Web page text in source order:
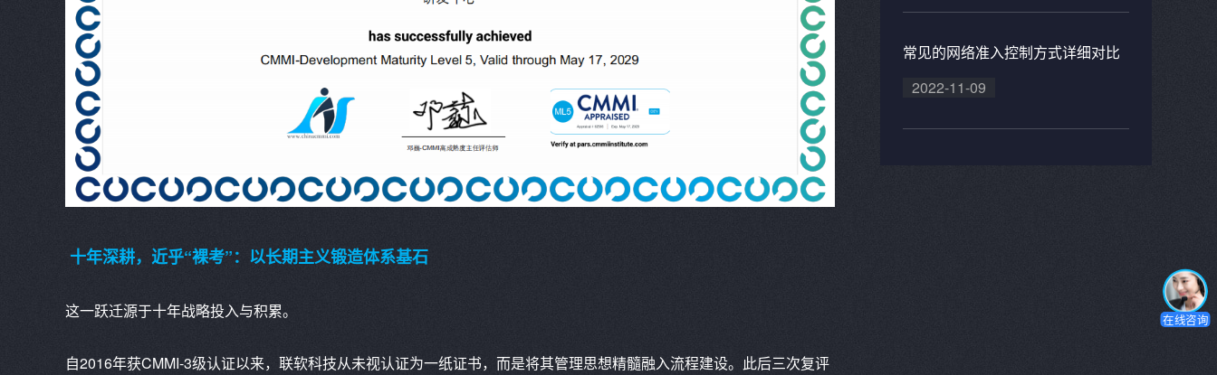
十年深耕，近乎“裸考”：以长期主义锻造体系基石
这一跃迁源于十年战略投入与积累。
自2016年获CMMI-3级认证以来，联软科技从未视认证为一纸证书，而是将其管理思想精髓融入流程建设。此后三次复评
常见的网络准入控制方式详细对比
2022-11-09
在线咨询